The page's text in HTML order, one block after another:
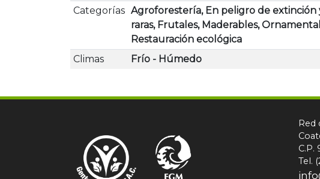
Categorías Agroforestería, En peligro de extinción
raras, Frutales, Maderables,
Restauración ecológica
Climas
Frío - Húmedo
Red
C.P.
Tel.